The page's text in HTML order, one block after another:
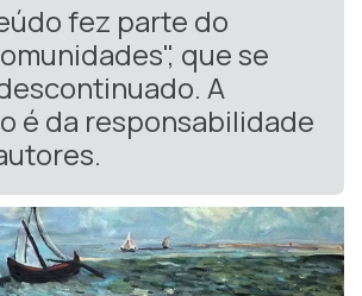
fez parte do
que se
A
é da responsabilidade